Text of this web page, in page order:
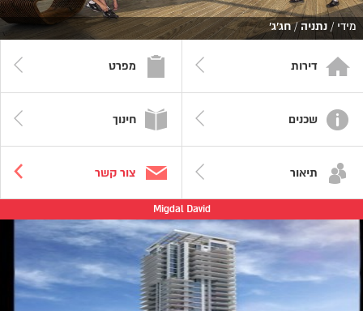
מידי / נתניה /חג'ג'
דירות מפרט
שכנים חינוך
תיאור צור קשר
Migdal David